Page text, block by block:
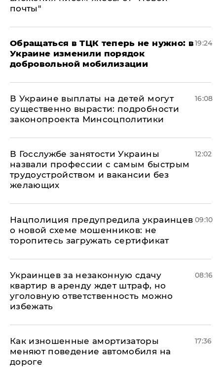
почты"
Обращаться в ТЦК теперь не нужно: в
Украине изменили порядок
добровольной мобилизации
19:24
В Украине выплаты на детей могут
существенно вырасти: подробности
законопроекта Минсоцполитики
16:08
В Госслужбе занятости Украины
назвали профессии с самым быстрым
трудоустройством и вакансии без
желающих
12:02
Нацполиция предупредила украинцев
о новой схеме мошенников: не
торопитесь загружать сертификат
09:10
Украинцев за незаконную сдачу
квартир в аренду ждет штраф, но
уголовную ответственность можно
избежать
08:16
Как изношенные амортизаторы
меняют поведение автомобиля на
дороге
17:36